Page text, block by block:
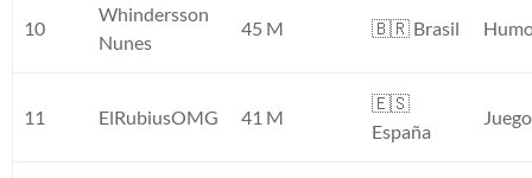
10
Whindersson
Nunes
45 M 🇧🇷 Brasil
11 ElRubiusOMG 41 M
🇪🇸
España